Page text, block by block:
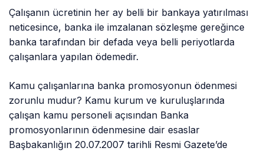
Çalışanın ücretinin her ay belli bir bankaya yatırılması
neticesince, banka ile imzalanan sözleşme gereğince
banka tarafından bir defada veya belli periyotlarda
çalışanlara yapılan ödemedir.
Kamu çalışanlarına banka promosyonun ödenmesi
zorunlu mudur? Kamu kurum ve kuruluşlarında
çalışan kamu personeli açısından Banka
promosyonlarının ödenmesine dair esaslar
Başbakanlığın 20.07.2007 tarihli Resmi Gazete’de